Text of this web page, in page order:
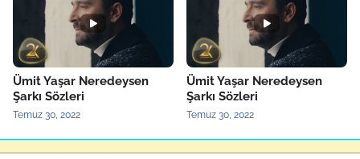
Ümit Yaşar Neredeysen
Şarkı Sözleri
Temuz 30, 2022
Ümit Yaşar Neredeysen
Şarkı Sözleri
Temuz 30, 2022